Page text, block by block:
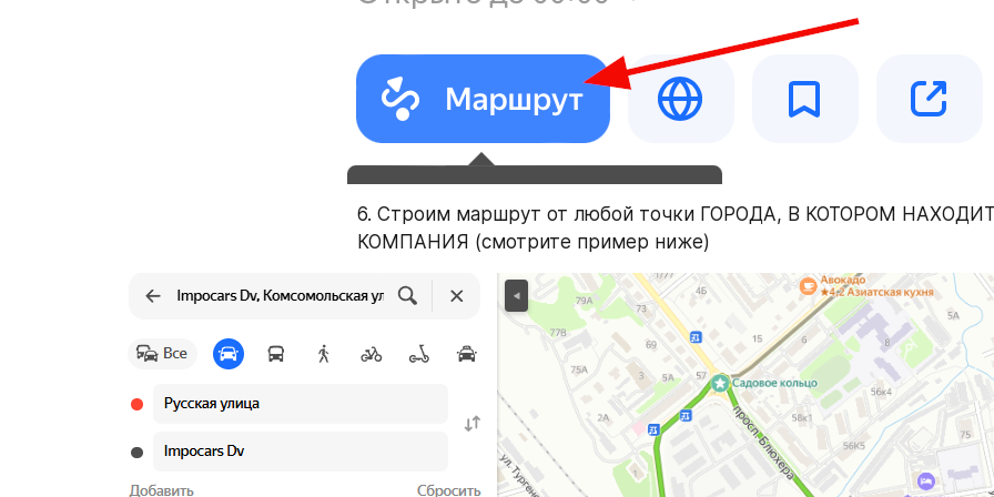
6. Строим маршрут от любой точки ГОРОДА, В КОТОРОМ
КОМПАНИЯ (смотрите пример ниже)